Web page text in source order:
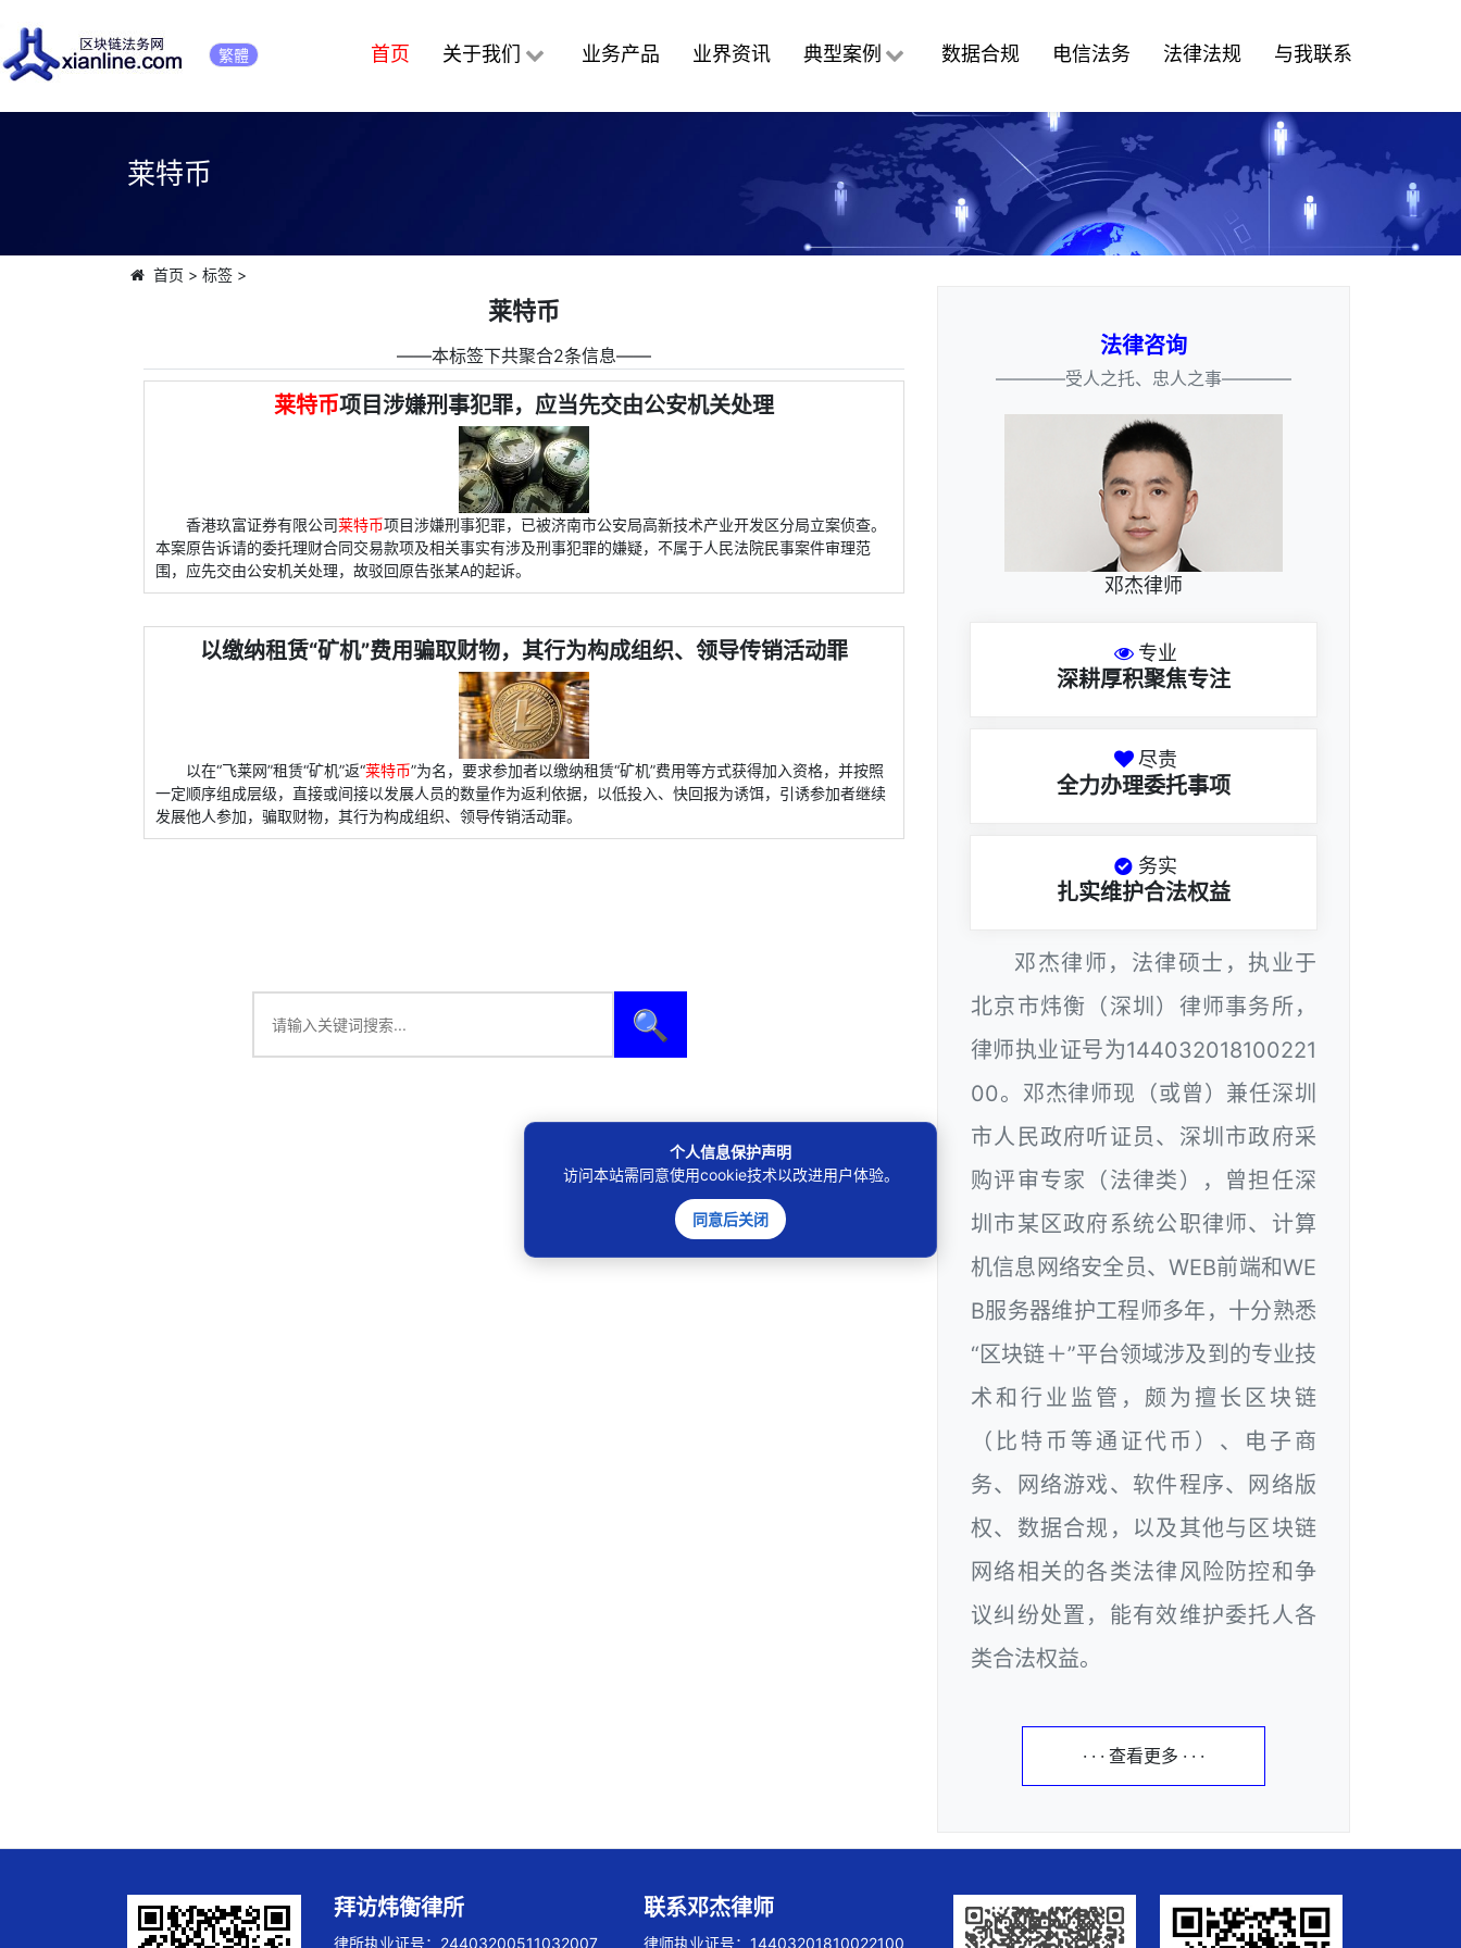
繁體 首页 关于我们 业务产品 业界资讯 典型案例 数据合规 电信法务 法律法规 与我联系
莱特币
首页 > 标签>
莱特币
――本标签下共聚合2条信息――
莱特币项目涉嫌刑事犯罪，应当先交由公安机关处理
香港玖富证券有限公司莱特币项目涉嫌刑事犯罪，已被济南市公安局高新技术产业开发区分局立案侦查。
本案原告诉请的委托理财合同交易款项及相关事实有涉及刑事犯罪的嫌疑，不属于人民法院民事案件审理范
围，应先交由公安机关处理，故驳回原告张某A的起诉。
以缴纳租赁“矿机”费用骗取财物，其行为构成组织、领导传销活动罪
以在“飞莱网”租赁“矿机”返“莱特币”为名，要求参加者以缴纳租赁“矿机”费用等方式获得加入资格，并按照
一定顺序组成层级，直接或间接以发展人员的数量作为返利依据，以低投入、快回报为诱饵，引诱参加者继续
发展他人参加，骗取财物，其行为构成组织、领导传销活动罪。
🔍
法律咨询
————受人之托、忠人之事————
邓杰律师
专业
深耕厚积聚焦专注
尽责
全力办理委托事项
务实
扎实维护合法权益
邓杰律师，法律硕士，执业于
北京市炜衡（深圳）律师事务所，
律师执业证号为144032018100221
00。邓杰律师现（或曾）兼任深圳
市人民政府听证员、深圳市政府采
购评审专家（法律类），曾担任深
圳市某区政府系统公职律师、计算
机信息网络安全员、WEB前端和WE
B服务器维护工程师多年，十分熟悉
“区块链＋”平台领域涉及到的专业技
术和行业监管，颇为擅长区块链
（比特币等通证代币）、电子商
务、网络游戏、软件程序、网络版
权、数据合规，以及其他与区块链
网络相关的各类法律风险防控和争
议纠纷处置，能有效维护委托人各
类合法权益。
· · · 查看更多 · · ·
拜访炜衡律所
律所执业证号：24403200511032007
联系邓杰律师
律师执业证号：14403201810022100
个人信息保护声明
访问本站需同意使用cookie技术以改进用户体验。
同意后关闭